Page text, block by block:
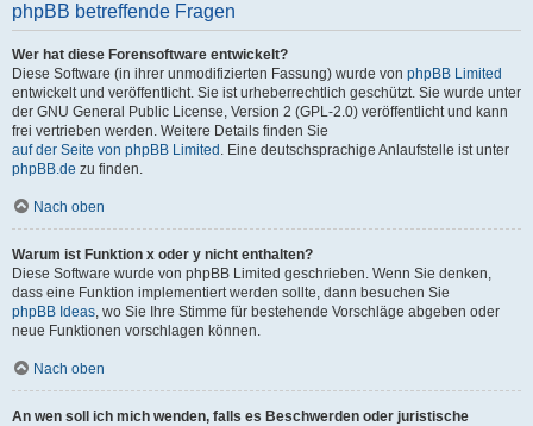
phpBB betreffende Fragen
Wer hat diese Forensoftware entwickelt?
Diese Software (in ihrer unmodifizierten Fassung) wurde von phpBB Limited
entwickelt und veröffentlicht. Sie ist urheberrechtlich geschützt. Sie wurde unter
der GNU General Public License, Version 2 (GPL-2.0) veröffentlicht und kann
frei vertrieben werden. Weitere Details finden Sie
auf der Seite von phpBB Limited . Eine deutschsprachige Anlaufstelle ist unter
phpBB.de zu finden.
Nach oben
Warum ist Funktion x oder y nicht enthalten?
Diese Software wurde von phpBB Limited geschrieben. Wenn Sie denken,
dass eine Funktion implementiert werden sollte, dann besuchen Sie
phpBB Ideas, wo Sie Ihre Stimme für bestehende Vorschläge abgeben oder
neue Funktionen vorschlagen können.
Nach oben
An wen soll ich mich wenden, falls es Beschwerden oder juristische